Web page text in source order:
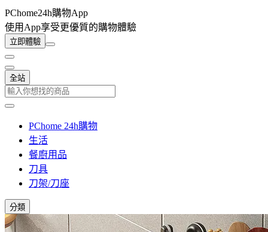
PChome24h購物App
使用App享受更優質的購物體驗
立即體驗
全站
PChome 24h購物
生活
餐廚用品
刀具
刀架/刀座
分類